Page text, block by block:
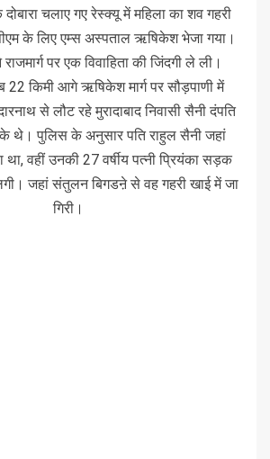
चलाए गए रेस्क्यू में महिला का शव गहरी
के लिए एम्स अस्पताल ऋषिकेश भेजा गया।
पर एक विवाहिता की जिंदगी ले ली।
22 किमी आगे ऋषिकेश मार्ग पर सौड़पाणी में
से लौट रहे मुरादाबाद निवासी सैनी दंपति
थे। पुलिस के अनुसार पति राहुल सैनी जहां
वहीं उनकी 27 वर्षीय पत्नी प्रियंका सड़क
जहां संतुलन बिगडऩे से वह गहरी खाई में जा
गिरी।